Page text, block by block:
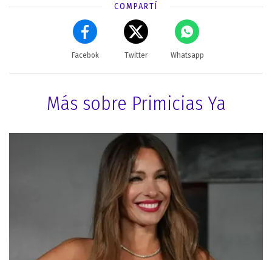
COMPARTÍ
Facebok Twitter Whatsapp
Más sobre Primicias Ya